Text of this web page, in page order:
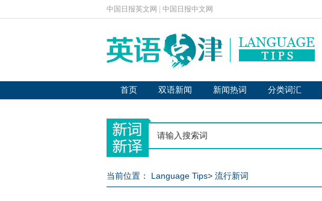
中国日报英文网 中国日报中文网
首页 双语新闻 新闻热词 分类词汇
当前位置： Language Tips> 流行新词